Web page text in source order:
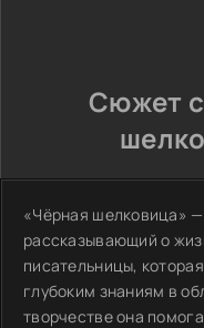
Сюжет
«Чёрная шелковица»
рассказывающий о
писательницы,
глубоким знаниям в
творчестве она